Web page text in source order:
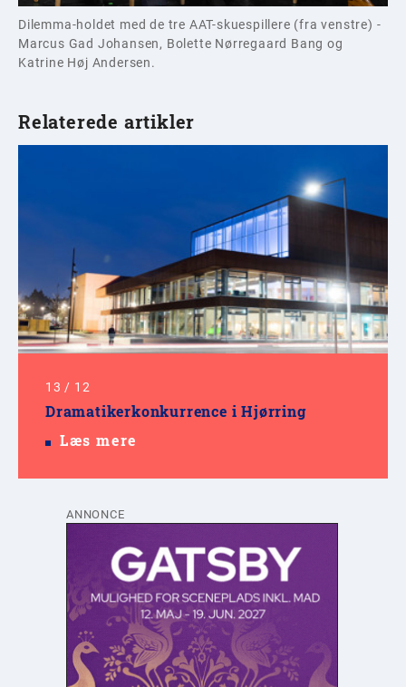
Dilemma-holdet med de tre AAT-skuespillere (fra venstre) -
Marcus Gad Johansen, Bolette Nørregaard Bang og
Katrine Høj Andersen.
Relaterede artikler
13 / 12
Dramatikerkonkurrence i Hjørring
Læs mere
ANNONCE